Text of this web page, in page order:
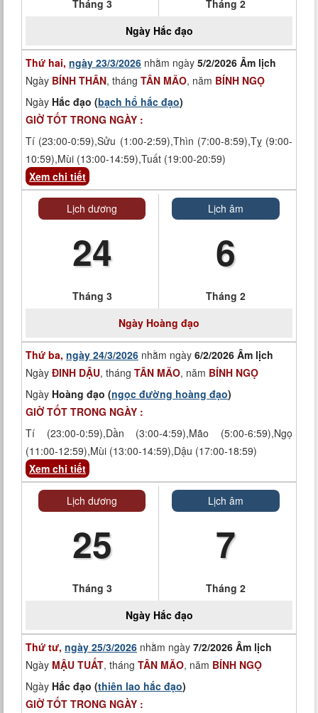
Tháng 3
Tháng 2
Ngày Hắc đạo
Thứ hai, ngày 23/3/2026 nhằm ngày 5/2/2026 Âm lịch
Ngày BÍNH THÂN, tháng TÂN MÃO, năm BÍNH NGỌ
Ngày Hắc đạo (bạch hổ hắc đạo)
GIỜ TỐT TRONG NGÀY :
Tí (23:00-0:59),Sửu (1:00-2:59),Thìn (7:00-8:59),Tỵ (9:00-
10:59),Mùi (13:00-14:59),Tuất (19:00-20:59)
Xem chi tiết
Lịch dương
24
Tháng 3
Lịch âm
6
Tháng 2
Ngày Hoàng đạo
Thứ ba, ngày 24/3/2026 nhằm ngày 6/2/2026 Âm lịch
Ngày ĐINH DẬU, tháng TÂN MÃO, năm BÍNH NGỌ
Ngày Hoàng đạo (ngọc đường hoàng đạo)
GIỜ TỐT TRONG NGÀY :
Tí (23:00-0:59),Dần (3:00-4:59),Mão (5:00-6:59),Ngọ
(11:00-12:59),Mùi (13:00-14:59),Dậu (17:00-18:59)
Xem chi tiết
Lịch dương
25
Tháng 3
Lịch âm
7
Tháng 2
Ngày Hắc đạo
Thứ tư, ngày 25/3/2026 nhằm ngày 7/2/2026 Âm lịch
Ngày MẬU TUẤT, tháng TÂN MÃO, năm BÍNH NGỌ
Ngày Hắc đạo (thiên lao hắc đạo)
GIỜ TỐT TRONG NGÀY :